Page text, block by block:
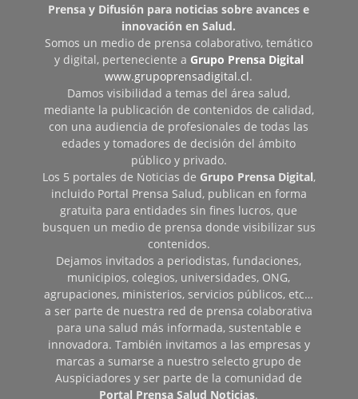
Prensa y Difusión para noticias sobre avances e
innovación en Salud.
Somos un medio de prensa colaborativo, temático
y digital, perteneciente a Grupo Prensa Digital
www.grupoprensadigital.cl.
Damos visibilidad a temas del área salud,
mediante la publicación de contenidos de calidad,
con una audiencia de profesionales de todas las
edades y tomadores de decisión del ámbito
público y privado.
Los 5 portales de Noticias de Grupo Prensa Digital,
incluido Portal Prensa Salud, publican en forma
gratuita para entidades sin fines lucros, que
busquen un medio de prensa donde visibilizar sus
contenidos.
Dejamos invitados a periodistas, fundaciones,
municipios, colegios, universidades, ONG,
agrupaciones, ministerios, servicios públicos, etc…
a ser parte de nuestra red de prensa colaborativa
para una salud más informada, sustentable e
innovadora. También invitamos a las empresas y
marcas a sumarse a nuestro selecto grupo de
Auspiciadores y ser parte de la comunidad de
Portal Prensa Salud Noticias.